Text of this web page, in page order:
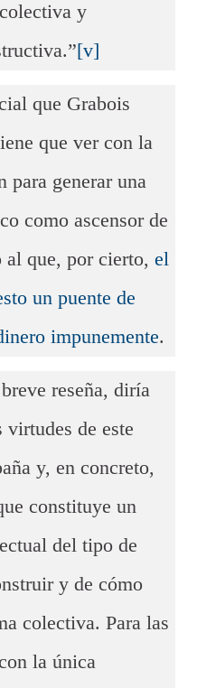
y
[v]
que Grabois
que ver con la
para generar una
como ascensor de
que, por cierto, el
un puente de
impunemente.
reseña, diría
virtudes de este
y, en concreto,
constituye un
del tipo de
y de cómo
colectiva. Para las
la única